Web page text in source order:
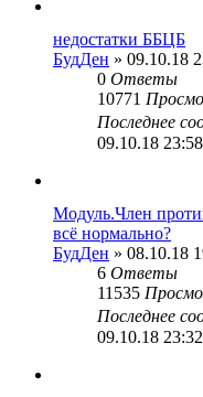
недостатки ББЦБ
БудДен » 09.10.18
0 Ответы
10771
Последнее
09.10.18 23:58
Модуль.Член
всё нормально?
БудДен » 08.10.18
6 Ответы
11535
Последнее
09.10.18 23:32